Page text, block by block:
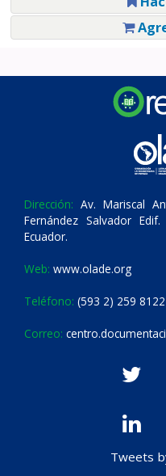
Dirección: Av. Mariscal
Fernández Salvador
Ecuador.
Web: www.olade.org
Teléfono: (593 2) 259
Correo:
Tweets